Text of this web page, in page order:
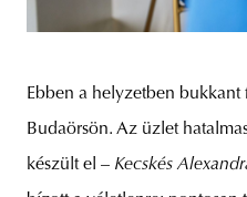
Ebben a helyzetben
Budaörsön. Az üzlet
készült el – Kecskés